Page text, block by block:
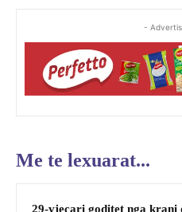
-
Me te lexuarat...
29-vjeçari goditet nga krani